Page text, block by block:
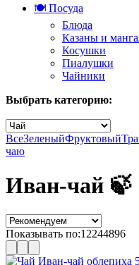
🍽️ Посуда
Блюда
Казаны и
Косушки
Пиалушки
Чайники
Выбрать категорию:
ВсеЗеленыйФруктовый
чаю
Иван-чай 🍃
Показывать по:12244896